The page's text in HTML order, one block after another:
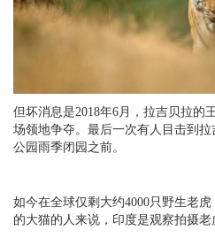
但坏消息是2018年6月，拉吉贝拉的
场领地争夺。最后一次有人目击到
公园雨季闭园之前。
如今在全球仅剩大约4000只野生老
的大猫的人来说，印度是观察拍摄老